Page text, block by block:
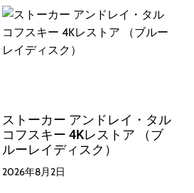
ストーカー アンドレイ・タル
コフスキー 4Kレストア （ブ
ルーレイディスク）
2026年8月2日